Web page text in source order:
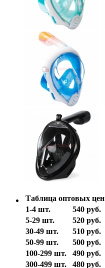
Таблица оптовых цен
1-4 шт.
540 руб.
5-29 шт.
520 руб.
30-49 шт.
510 руб.
50-99 шт.
500 руб.
100-299 шт.
490 руб.
300-499 шт.
480 руб.